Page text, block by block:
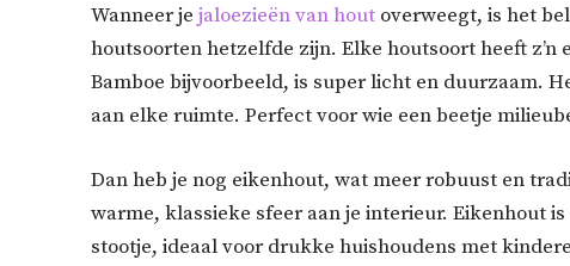
Wanneer je jaloezieën van hout overweegt, is het
houtsoorten hetzelfde zijn. Elke houtsoort heeft
Bamboe bijvoorbeeld, is super licht en duurzaam.
aan elke ruimte. Perfect voor wie een beetje
Dan heb je nog eikenhout, wat meer robuust en
warme, klassieke sfeer aan je interieur. Eikenhout
stootje, ideaal voor drukke huishoudens met